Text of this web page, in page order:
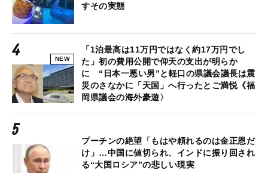
すその実態
NEW
「1泊最高は11万円ではなく約17万円でし
た」初の費用公開で仰天の支出が明らか
に “日本一悪い男”と軽口の県議会議長は震
災のさなかに「天国」へ行ったとご満悦《福
岡県議会の海外豪遊〉
プーチンの絶望「もはや頼れるのは金正恩だ
け」…中国に値切られ、インドに振り回され
る“大国ロシア”の悲しい現実